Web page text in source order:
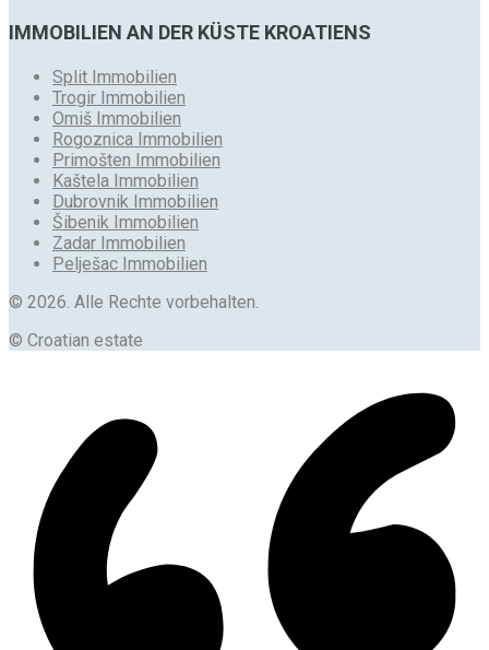
IMMOBILIEN AN DER KÜSTE KROATIENS
Split Immobilien
Trogir Immobilien
Omiš Immobilien
Rogoznica Immobilien
Primošten Immobilien
Kaštela Immobilien
Dubrovnik Immobilien
Šibenik Immobilien
Zadar Immobilien
Pelješac Immobilien
© 2026. Alle Rechte vorbehalten.
© Croatian estate